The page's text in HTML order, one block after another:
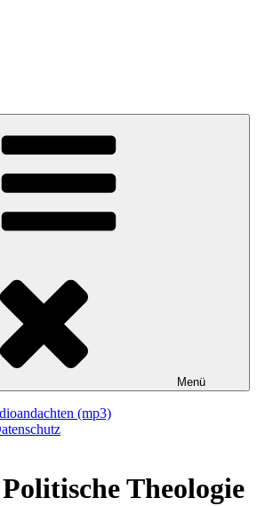
Menü
(mp3)
Politische Theologie